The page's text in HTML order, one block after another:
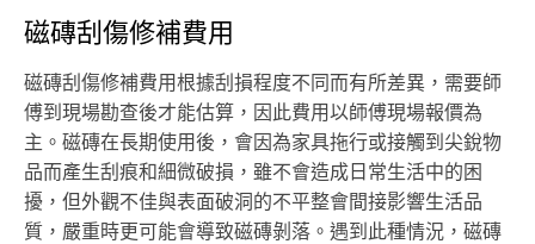
磁磚刮傷修補費用
磁磚刮傷修補費用根據刮損程度不同而有所差異，需要師
傅到現場勘查後才能估算，因此費用以師傅現場報價為
主。磁磚在長期使用後，會因為家具拖行或接觸到尖銳物
品而產生刮痕和細微破損，雖不會造成日常生活中的困
擾，但外觀不佳與表面破洞的不平整會間接影響生活品
質，嚴重時更可能會導致磁磚剝落。遇到此種情況，磁磚